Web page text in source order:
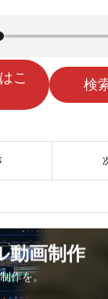
こ
検
動画制作
作を。